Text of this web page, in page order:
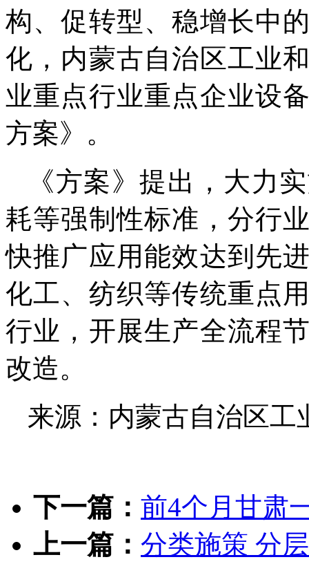
构、促转型、稳增长中
化，内蒙古自治区工业
业重点行业重点企业设
方案》。
《方案》提出，大力
耗等强制性标准，分行
快推广应用能效达到先
化工、纺织等传统重点
行业，开展生产全流程
改造。
来源：内蒙古自治区工
下一篇： 前4个月甘肃
上一篇： 分类施策 分